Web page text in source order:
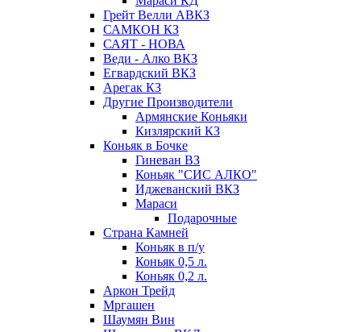
Грейт Велли АВКЗ
САМКОН КЗ
САЯТ - НОВА
Веди - Алко ВКЗ
Егвардский ВКЗ
Арегак КЗ
Другие Производители
Армянские Коньяки
Кизлярский КЗ
Коньяк в Бочке
Гиневан ВЗ
Коньяк "СИС АЛКО"
Иджеванский ВКЗ
Мараси
Подарочные
Страна Камней
Коньяк в п/у
Коньяк 0,5 л.
Коньяк 0,2 л.
Аркон Трейд
Мргашен
Шаумян Вин